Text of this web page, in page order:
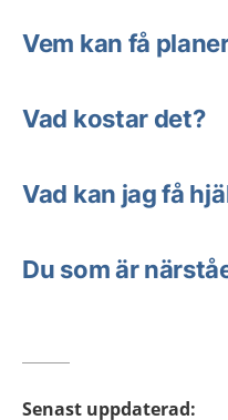
Vem kan få
Vad kostar det?
Vad kan jag få
Du som är
Senast uppdaterad: